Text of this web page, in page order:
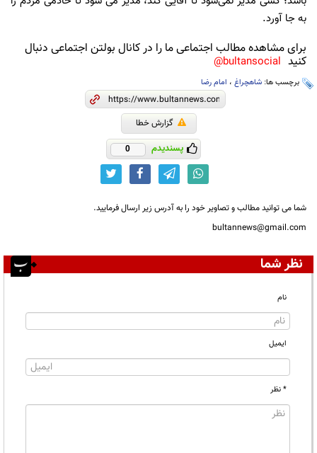
به جا آورد.
برای مشاهده مطالب اجتماعی ما را در کانال بولتن اجتماعی دنبال
کنید bultansocial@
برچسب ها: شاهچراغ ، امام رضا
گزارش خطا
پسندیدم 0
شما می توانید مطالب و تصاویر خود را به آدرس زیر ارسال فرمایید.
bultannews@gmail.com
نظر شما
نام
ایمیل
* نظر